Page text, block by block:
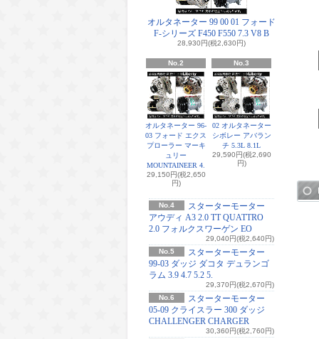
オルタネーター 99 00 01 フォード
F-シリーズ F450 F550 7.3 V8 B
28,930円(税2,630円)
No.2
オルタネーター 96-
03 フォード エクス
プローラー マーキ
ュリー
MOUNTAINEER 4.
29,150円(税2,650
円)
No.3
02 オルタネーター
シボレー アバラン
チ 5.3L 8.1L
29,590円(税2,690
円)
No.4
スターターモーター
アウディ A3 2.0 TT QUATTRO
2.0 フォルクスワーゲン EO
29,040円(税2,640円)
No.5
スターターモーター
99-03 ダッジ ダコタ デュランゴ
ラム 3.9 4.7 5.2 5.
29,370円(税2,670円)
No.6
スターターモーター
05-09 クライスラー 300 ダッジ
CHALLENGER CHARGER
30,360円(税2,760円)